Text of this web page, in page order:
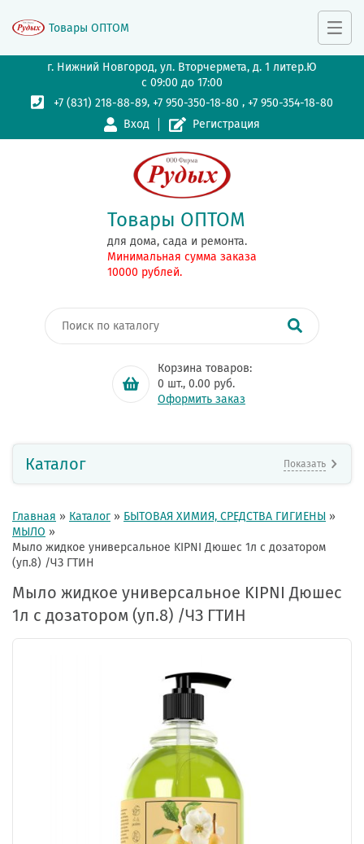
г. Нижний Новгород, ул. Вторчермета, д. 1 литер.Ю
с 09:00 до 17:00
+7 (831) 218-88-89,+7 950-350-18-80 ,+7 950-354-18-80
Вход
Регистрация
Товары ОПТОМ
для дома, сада и ремонта.
Минимальная сумма заказа
10000 рублей.
Корзина товаров:
0 шт., 0.00 руб.
Оформить заказ
Товары ОПТОМ
Каталог Показать
Главная » Каталог » БЫТОВАЯ ХИМИЯ, СРЕДСТВА ГИГИЕНЫ »
МЫЛО »
Мыло жидкое универсальное KIPNI Дюшес 1л с дозатором
(уп.8) /ЧЗ ГТИН
Мыло жидкое универсальное KIPNI Дюшес
1л с дозатором (уп.8) /ЧЗ ГТИН